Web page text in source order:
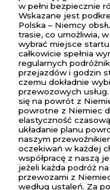
w pełni bezpiecznie
Wskazane jest
Polska – Niemcy
trasie, co umożliwia,
wybrać miejsce
całkowicie spełnia
regularnych
przejazdów i godzin
czemu dokładnie
przewozowych
się na powrót z
powrotne z Niemiec
elastyczność
układanie planu
naszym
oczekiwań w każdej
współpracę z naszą
jeżeli każda podróż
przewozami z
według ustaleń. Za